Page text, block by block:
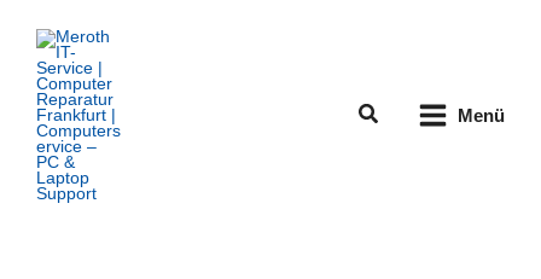
Inhalt
springen
Suchen Menü